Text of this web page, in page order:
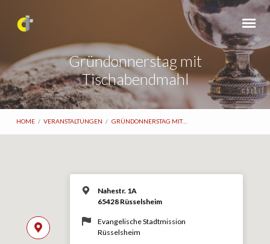
Gründonnerstag mit
Tischabendmahl
HOME / VERANSTALTUNGEN / GRÜNDONNERSTAG MIT…
Nahestr. 1A
65428 Rüsselsheim
Evangelische Stadtmission
Rüsselsheim